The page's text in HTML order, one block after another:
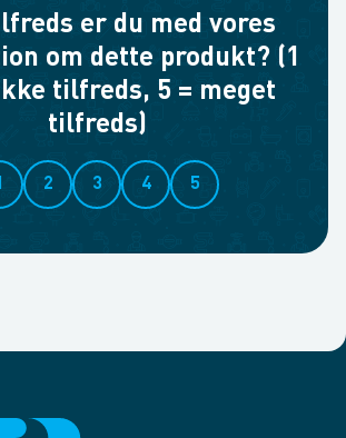
er du med vores
om dette produkt? (1
tilfreds, 5 = meget
tilfreds)
2 3 4 5